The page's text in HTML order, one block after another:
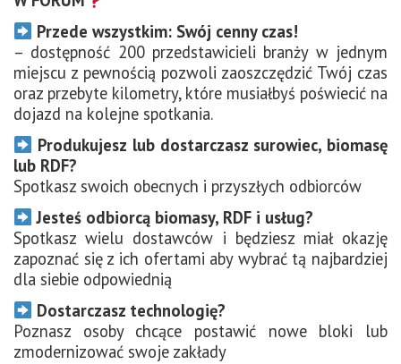
Przede wszystkim: Swój cenny czas!
– dostępność 200 przedstawicieli branży w jednym
miejscu z pewnością pozwoli zaoszczędzić Twój czas
oraz przebyte kilometry, które musiałbyś poświecić na
dojazd na kolejne spotkania.
Produkujesz lub dostarczasz surowiec, biomasę
lub RDF?
Spotkasz swoich obecnych i przyszłych odbiorców
Jesteś odbiorcą biomasy, RDF i usług?
Spotkasz wielu dostawców i będziesz miał okazję
zapoznać się z ich ofertami aby wybrać tą najbardziej
dla siebie odpowiednią
Dostarczasz technologię?
Poznasz osoby chcące postawić nowe bloki lub
zmodernizować swoje zakłady